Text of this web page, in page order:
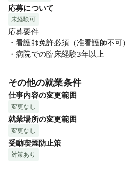
応募について
未経験可
応募要件
・看護師免許必須（准看護師不可）
・病院での臨床経験3年以上
その他の就業条件
仕事内容の変更範囲
変更なし
就業場所の変更範囲
変更なし
受動喫煙防止策
対策あり